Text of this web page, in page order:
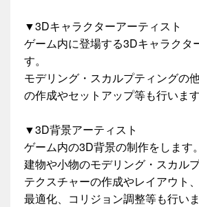
▼3Dキャラクターアーティスト
ゲーム内に登場する3Dキャラクタ
す。
モデリング・スカルプティングの
の作成やセットアップ等も行います
▼3D背景アーティスト
ゲーム内の3D背景の制作をします。
建物や小物のモデリング・スカル
テクスチャーの作成やレイアウト
最適化、コリジョン調整等も行いま